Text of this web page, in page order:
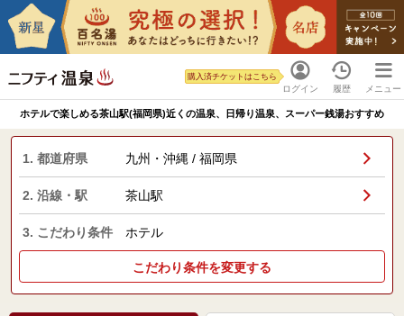
ログイン
購入済チケットはこちら
履歴 メニュー
ホテルで楽しめる茶山駅(福岡県)近くの温泉、日帰り温泉、スーパー銭湯おすすめ
1. 都道府県 九州・沖縄 / 福岡県
2. 沿線・駅 茶山駅
3. こだわり条件 ホテル
こだわり条件を変更する